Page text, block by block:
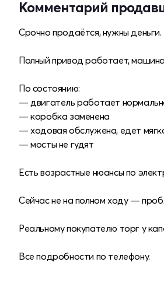
Комментарий
Срочно продаётся, нужны деньги.
Полный привод работает,
По состоянию:
— двигатель работает
— коробка заменена
— ходовая обслужена, едет
— мосты не гудят
Есть возрастные нюансы по
Сейчас не на полном ходу —
Реальному покупателю торг у
Все подробности по телефону.